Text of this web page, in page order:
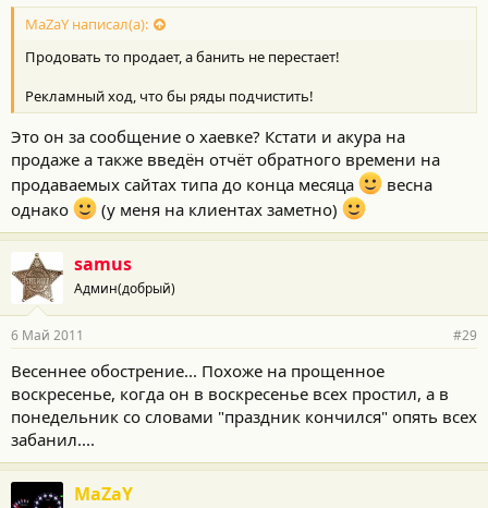
MaZaY написал(а):
Продовать то продает, а банить не перестает!
Рекламный ход, что бы ряды подчистить!
Это он за сообщение о хаевке? Кстати и акура на
продаже а также введён отчёт обратного времени на
продаваемых сайтах типа до конца месяца
весна
однако
(у меня на клиентах заметно)
samus
Админ(добрый)
6 Май 2011 #29
Весеннее обострение... Похоже на прощенное
воскресенье, когда он в воскресенье всех простил, а в
понедельник со словами "праздник кончился" опять всех
забанил....
MaZaY